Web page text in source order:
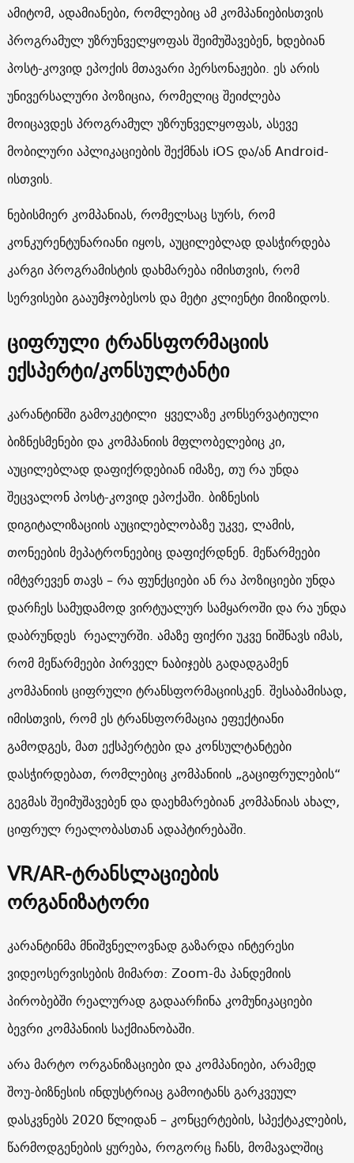
ამიტომ, ადამიანები, რომლებიც ამ კომპანიებისთვის
პროგრამულ უზრუნველყოფას შეიმუშავებენ, ხდებიან
პოსტ-კოვიდ ეპოქის მთავარი პერსონაჟები. ეს არის
უნივერსალური პოზიცია, რომელიც შეიძლება
მოიცავდეს პროგრამულ უზრუნველყოფას, ასევე
მობილური აპლიკაციების შექმნას iOS და/ან Android-
ისთვის.
ნებისმიერ კომპანიას, რომელსაც სურს, რომ
კონკურენტუნარიანი იყოს, აუცილებლად დასჭირდება
კარგი პროგრამისტის დახმარება იმისთვის, რომ
სერვისები გააუმჯობესოს და მეტი კლიენტი მიიზიდოს.
ციფრული ტრანსფორმაციის
ექსპერტი/კონსულტანტი
კარანტინში გამოკეტილი ყველაზე კონსერვატიული
ბიზნესმენები და კომპანიის მფლობელებიც კი,
აუცილებლად დაფიქრდებიან იმაზე, თუ რა უნდა
შეცვალონ პოსტ-კოვიდ ეპოქაში. ბიზნესის
დიგიტალიზაციის აუცილებლობაზე უკვე, ლამის,
თონეების მეპატრონეებიც დაფიქრდნენ. მეწარმეები
იმტვრევენ თავს – რა ფუნქციები ან რა პოზიციები უნდა
დარჩეს სამუდამოდ ვირტუალურ სამყაროში და რა უნდა
დაბრუნდეს რეალურში. ამაზე ფიქრი უკვე ნიშნავს იმას,
რომ მეწარმეები პირველ ნაბიჯებს გადადგამენ
კომპანიის ციფრული ტრანსფორმაციისკენ. შესაბამისად,
იმისთვის, რომ ეს ტრანსფორმაცია ეფექტიანი
გამოდგეს, მათ ექსპერტები და კონსულტანტები
დასჭირდებათ, რომლებიც კომპანიის „გაციფრულების“
გეგმას შეიმუშავებენ და დაეხმარებიან კომპანიას ახალ,
ციფრულ რეალობასთან ადაპტირებაში.
VR/AR-ტრანსლაციების
ორგანიზატორი
კარანტინმა მნიშვნელოვნად გაზარდა ინტერესი
ვიდეოსერვისების მიმართ: Zoom-მა პანდემიის
პირობებში რეალურად გადაარჩინა კომუნიკაციები
ბევრი კომპანიის საქმიანობაში.
არა მარტო ორგანიზაციები და კომპანიები, არამედ
შოუ-ბიზნესის ინდუსტრიაც გამოიტანს გარკვეულ
დასკვნებს 2020 წლიდან – კონცერტების, სპექტაკლების,
წარმოდგენების ყურება, როგორც ჩანს, მომავალშიც